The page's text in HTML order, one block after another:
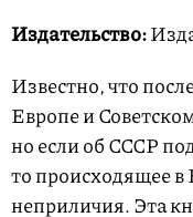
Издательство:
Известно, что
Европе и
но если об СССР
то происходящее
неприличия. Эта